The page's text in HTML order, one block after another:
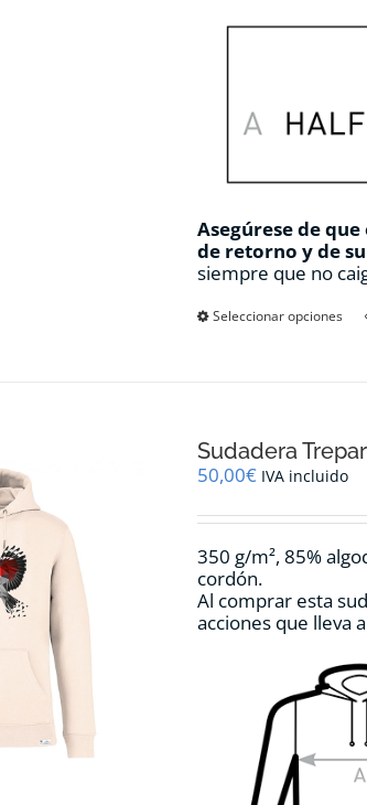
Asegúrese de
de retorno y de
siempre que no
Seleccionar opciones
Sudadera
50,00€ IVA incluido
350 g/m², 85%
cordón.
Al comprar esta
acciones que lleva